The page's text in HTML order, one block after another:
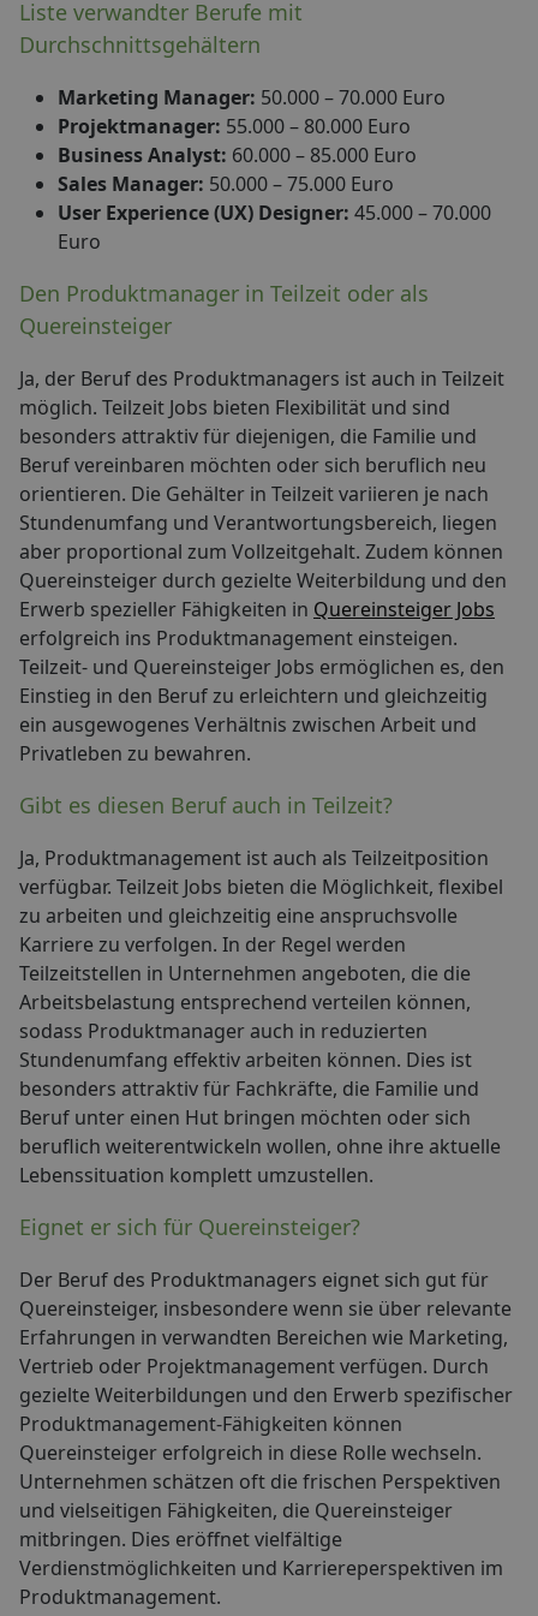
Liste verwandter Berufe mit
Durchschnittsgehältern
Marketing Manager: 50.000 – 70.000 Euro
Projektmanager: 55.000 – 80.000 Euro
Business Analyst: 60.000 – 85.000 Euro
Sales Manager: 50.000 – 75.000 Euro
User Experience (UX) Designer: 45.000 – 70.000
Euro
Den Produktmanager in Teilzeit oder als
Quereinsteiger
Ja, der Beruf des Produktmanagers ist auch in Teilzeit
möglich. Teilzeit Jobs bieten Flexibilität und sind
besonders attraktiv für diejenigen, die Familie und
Beruf vereinbaren möchten oder sich beruflich neu
orientieren. Die Gehälter in Teilzeit variieren je nach
Stundenumfang und Verantwortungsbereich, liegen
aber proportional zum Vollzeitgehalt. Zudem können
Quereinsteiger durch gezielte Weiterbildung und den
Erwerb spezieller Fähigkeiten in Quereinsteiger Jobs
erfolgreich ins Produktmanagement einsteigen.
Teilzeit- und Quereinsteiger Jobs ermöglichen es, den
Einstieg in den Beruf zu erleichtern und gleichzeitig
ein ausgewogenes Verhältnis zwischen Arbeit und
Privatleben zu bewahren.
Gibt es diesen Beruf auch in Teilzeit?
Ja, Produktmanagement ist auch als Teilzeitposition
verfügbar. Teilzeit Jobs bieten die Möglichkeit, flexibel
zu arbeiten und gleichzeitig eine anspruchsvolle
Karriere zu verfolgen. In der Regel werden
Teilzeitstellen in Unternehmen angeboten, die die
Arbeitsbelastung entsprechend verteilen können,
sodass Produktmanager auch in reduzierten
Stundenumfang effektiv arbeiten können. Dies ist
besonders attraktiv für Fachkräfte, die Familie und
Beruf unter einen Hut bringen möchten oder sich
beruflich weiterentwickeln wollen, ohne ihre aktuelle
Lebenssituation komplett umzustellen.
Eignet er sich für Quereinsteiger?
Der Beruf des Produktmanagers eignet sich gut für
Quereinsteiger, insbesondere wenn sie über relevante
Erfahrungen in verwandten Bereichen wie Marketing,
Vertrieb oder Projektmanagement verfügen. Durch
gezielte Weiterbildungen und den Erwerb spezifischer
Produktmanagement-Fähigkeiten können
Quereinsteiger erfolgreich in diese Rolle wechseln.
Unternehmen schätzen oft die frischen Perspektiven
und vielseitigen Fähigkeiten, die Quereinsteiger
mitbringen. Dies eröffnet vielfältige
Verdienstmöglichkeiten und Karriereperspektiven im
Produktmanagement.